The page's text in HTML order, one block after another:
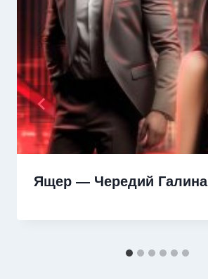
Ящер — Чередий Галина